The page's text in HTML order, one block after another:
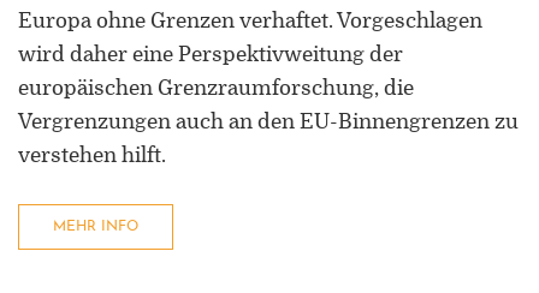
Europa ohne Grenzen verhaftet. Vorgeschlagen
wird daher eine Perspektivweitung der
europäischen Grenzraumforschung, die
Vergrenzungen auch an den EU-Binnengrenzen zu
verstehen hilft.
MEHR INFO